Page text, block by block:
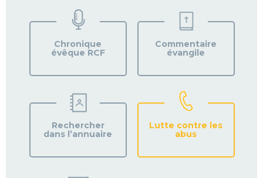
PAROISSE
Chronique
évêque RCF
Commentaire
évangile
Rechercher
dans l’annuaire
Lutte contre les
abus